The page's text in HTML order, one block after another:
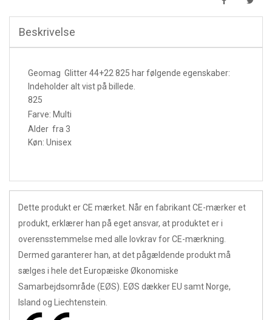
Beskrivelse
Geomag Glitter 44+22 825 har følgende egenskaber:
Indeholder alt vist på billede.
825
Farve: Multi
Alder fra 3
Køn: Unisex
Dette produkt er CE mærket. Når en fabrikant CE-mærker et
produkt, erklærer han på eget ansvar, at produktet er i
overensstemmelse med alle lovkrav for CE-mærkning.
Dermed garanterer han, at det pågældende produkt må
sælges i hele det Europæiske Økonomiske
Samarbejdsområde (EØS). EØS dækker EU samt Norge,
Island og Liechtenstein.